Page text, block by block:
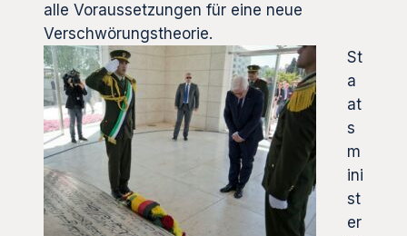
alle Voraussetzungen für eine neue
Verschwörungstheorie.
St
a
at
s
m
ini
st
er